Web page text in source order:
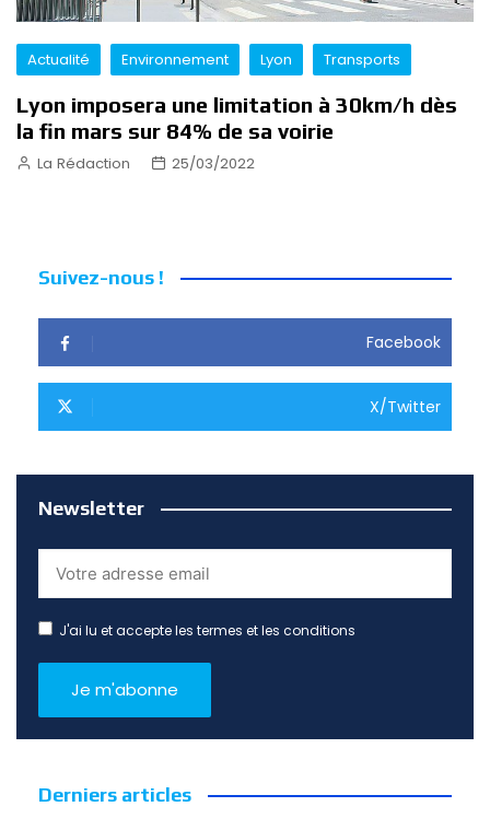
Actualité Environnement Lyon Transports
Lyon imposera une limitation à 30km/h dès
la fin mars sur 84% de sa voirie
La Rédaction 25/03/2022
Suivez-nous !
Facebook
X/Twitter
Newsletter
J'ai lu et accepte les termes et les conditions
Derniers articles